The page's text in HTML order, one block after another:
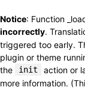
Notice: Function
incorrectly.
triggered too early.
plugin or theme
the
init action or
more information.